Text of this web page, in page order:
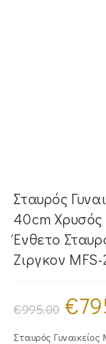
Σταυρός
40cm
Ένθετο
Ζιργκον
€995.00
Original
price
was:
€
Σταυρός